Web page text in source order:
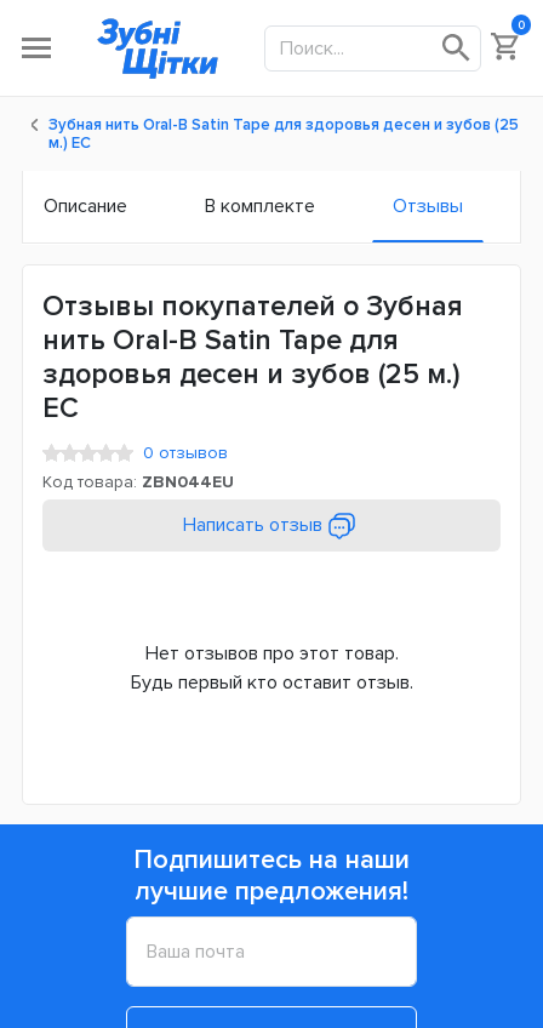
0
Зубная нить Oral-B Satin Tape для здоровья десен и зубов (25
м.) ЕС
Описание В комплекте Отзывы
Отзывы покупателей о Зубная
нить Oral-B Satin Tape для
здоровья десен и зубов (25 м.)
ЕС
0 отзывов
Код товара: ZBN044EU
Написать отзыв
Нет отзывов про этот товар.
Будь первый кто оставит отзыв.
Подпишитесь на наши
лучшие предложения!